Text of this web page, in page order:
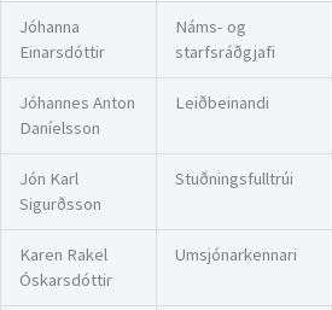
Jóhanna
Einarsdóttir
Náms- og
starfsráðgjafi
Jóhannes Anton
Daníelsson
Leiðbeinandi
Jón Karl
Sigurðsson
Stuðningsfulltrúi
Karen Rakel
Óskarsdóttir
Umsjónarkennari